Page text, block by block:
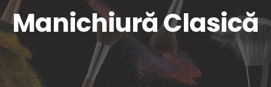
Manichiură Clasică